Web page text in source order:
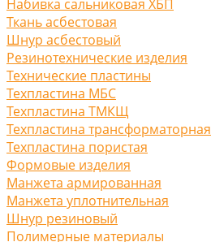
Набивка сальниковая ХБП
Ткань асбестовая
Шнур асбестовый
Резинотехнические изделия
Технические пластины
Техпластина МБС
Техпластина ТМКЩ
Техпластина трансформаторная
Техпластина пористая
Формовые изделия
Манжета армированная
Манжета уплотнительная
Шнур резиновый
Полимерные материалы